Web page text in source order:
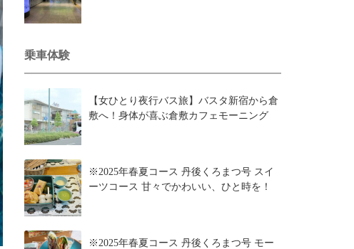
乗車体験
【女ひとり夜行バス旅】バスタ新宿から倉
敷へ！身体が喜ぶ倉敷カフェモーニング
※2025年春夏コース 丹後くろまつ号 スイ
ーツコース 甘々でかわいい、ひと時を！
※2025年春夏コース 丹後くろまつ号 モー